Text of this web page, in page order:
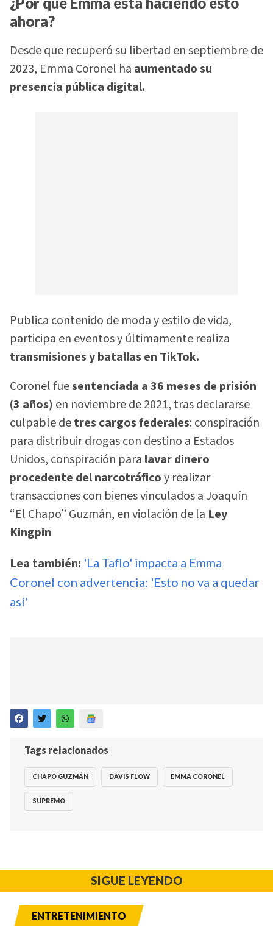
ahora?
Desde que recuperó su libertad en septiembre de
2023, Emma Coronel ha aumentado su
presencia pública digital.
Publica contenido de moda y estilo de vida,
participa en eventos y últimamente realiza
transmisiones y batallas en TikTok.
Coronel fuesentenciada a 36 meses de prisión
(3 años) en noviembre de 2021, tras declararse
culpable detres cargos federales: conspiración
para distribuir drogas con destino a Estados
Unidos, conspiración para lavar dinero
procedente del narcotráficoy realizar
transacciones con bienes vinculados a Joaquín
“El Chapo” Guzmán, en violación de la Ley
Kingpin
Lea también: 'La Taflo' impacta a Emma
Coronel con advertencia: 'Esto no va a quedar
así'
Tags relacionados
CHAPO GUZMÁN DAVIS FLOW EMMA CORONEL
SUPREMO
SIGUE LEYENDO
ENTRETENIMIENTO